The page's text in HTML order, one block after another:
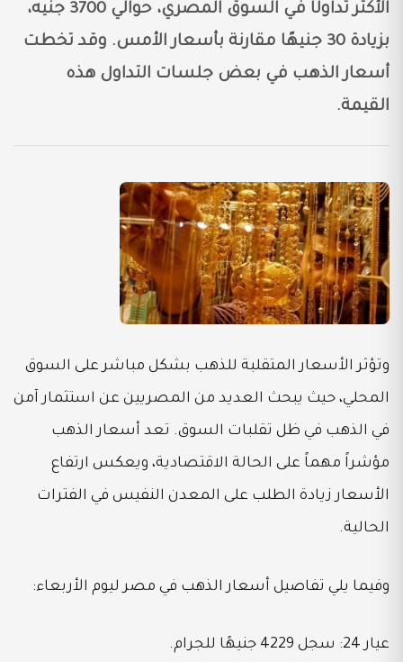
الأكثر تداولًا في السوق المصري، حوالي 3700 جنيه،
بزيادة 30 جنيهًا مقارنة بأسعار الأمس. وقد تخطت
أسعار الذهب في بعض جلسات التداول هذه
القيمة.
وتؤثر الأسعار المتقلبة للذهب بشكل مباشر على السوق
المحلي، حيث يبحث العديد من المصريين عن استثمار آمن
في الذهب في ظل تقلبات السوق. تعد أسعار الذهب
مؤشراً مهماً على الحالة الاقتصادية، ويعكس ارتفاع
الأسعار زيادة الطلب على المعدن النفيس في الفترات
الحالية.
وفيما يلي تفاصيل أسعار الذهب في مصر ليوم الأربعاء:
عيار 24: سجل 4229 جنيهًا للجرام.